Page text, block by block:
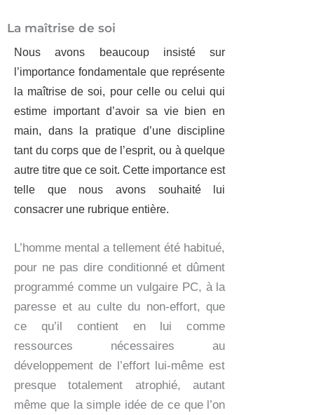
La maîtrise de soi
Nous avons beaucoup insisté sur
l’importance fondamentale que représente
la maîtrise de soi, pour celle ou celui qui
estime important d’avoir sa vie bien en
main, dans la pratique d’une discipline
tant du corps que de l’esprit, ou à quelque
autre titre que ce soit. Cette importance est
telle que nous avons souhaité lui
consacrer une rubrique entière.
L’homme mental a tellement été habitué,
pour ne pas dire conditionné et dûment
programmé comme un vulgaire PC, à la
paresse et au culte du non-effort, que
ce qu’il contient en lui comme
ressources nécessaires au
développement de l’effort lui-même est
presque totalement atrophié, autant
même que la simple idée de ce que l’on